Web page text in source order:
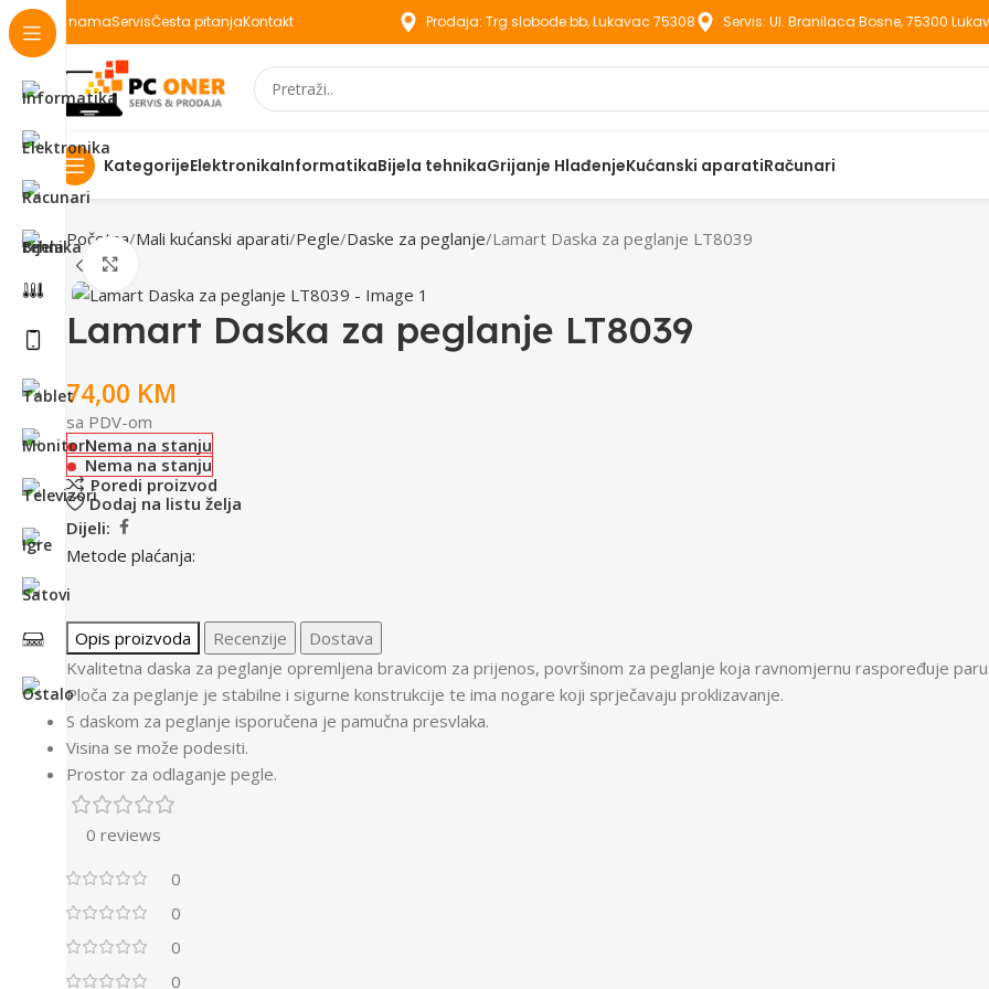
O namaServisČesta pitanjaKontakt Prodaja: Trg slobode bb, Lukavac 75308 Servis: Ul. Branilaca Bosne, 75300
KategorijeElektronikaInformatikaBijela tehnikaGrijanje HlađenjeKućanski aparatiRačunari
Početna Mali kućanski aparati Pegle Daske za peglanje Lamart Daska za peglanje LT8039
Lamart Daska za peglanje LT8039
74,00 KM
sa PDV-om
Nema na stanju
Nema na stanju
Poredi proizvod
Dodaj na listu želja
Dijeli:
Metode plaćanja:
Opis proizvoda Recenzije
Dostava
Kvalitetna daska za peglanje opremljena bravicom za prijenos, površinom za peglanje koja ravnomjernu raspoređuje
Ploča za peglanje je stabilne i sigurne konstrukcije te ima nogare koji sprječavaju proklizavanje.
S daskom za peglanje isporučena je pamučna presvlaka.
Visina se može podesiti.
Prostor za odlaganje pegle.
0 reviews
0
0
0
0